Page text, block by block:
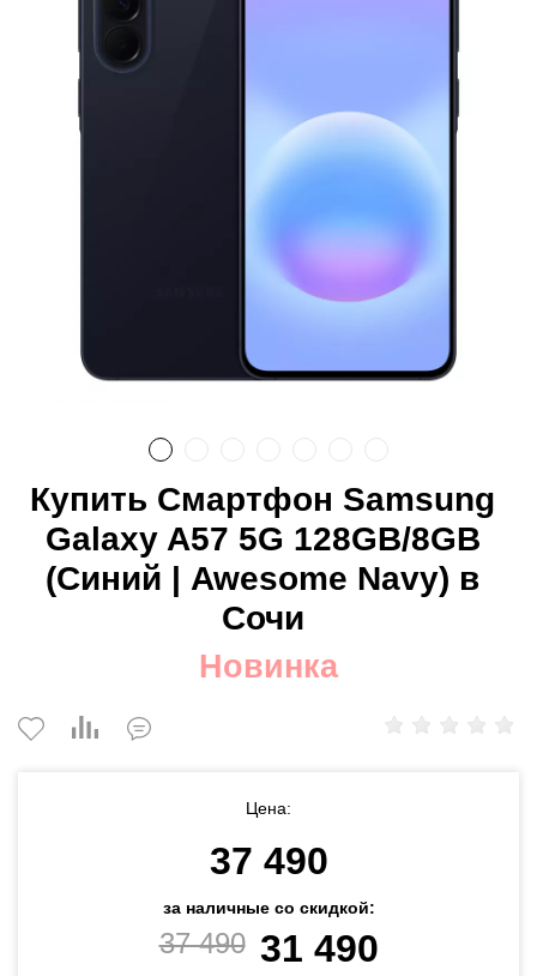
Купить Смартфон Samsung
Galaxy A57 5G 128GB/8GB
(Синий | Awesome Navy) в
Сочи
Новинка
Цена:
37 490
за наличные со скидкой:
37 490 31 490